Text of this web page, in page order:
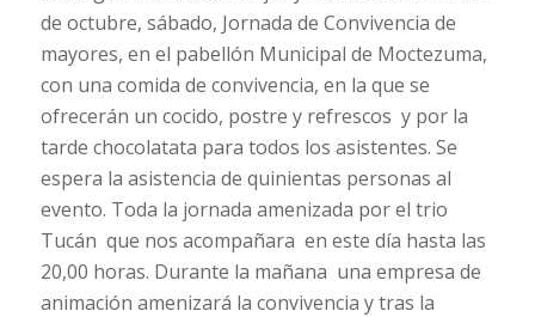
de octubre, sábado, Jornada de Convivencia de
mayores, en el pabellón Municipal de Moctezuma,
con una comida de convivencia, en la que se
ofrecerán un cocido, postre y refrescos y por la
tarde chocolatata para todos los asistentes. Se
espera la asistencia de quinientas personas al
evento. Toda la jornada amenizada por el trio
Tucán que nos acompañara en este día hasta las
20,00 horas. Durante la mañana una empresa de
animación amenizará la convivencia y tras la